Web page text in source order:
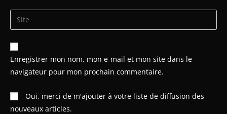
Enregistrer mon nom, mon e-mail et mon site dans le
navigateur pour mon prochain commentaire.
Oui, merci de m'ajouter à votre liste de diffusion des
nouveaux articles.